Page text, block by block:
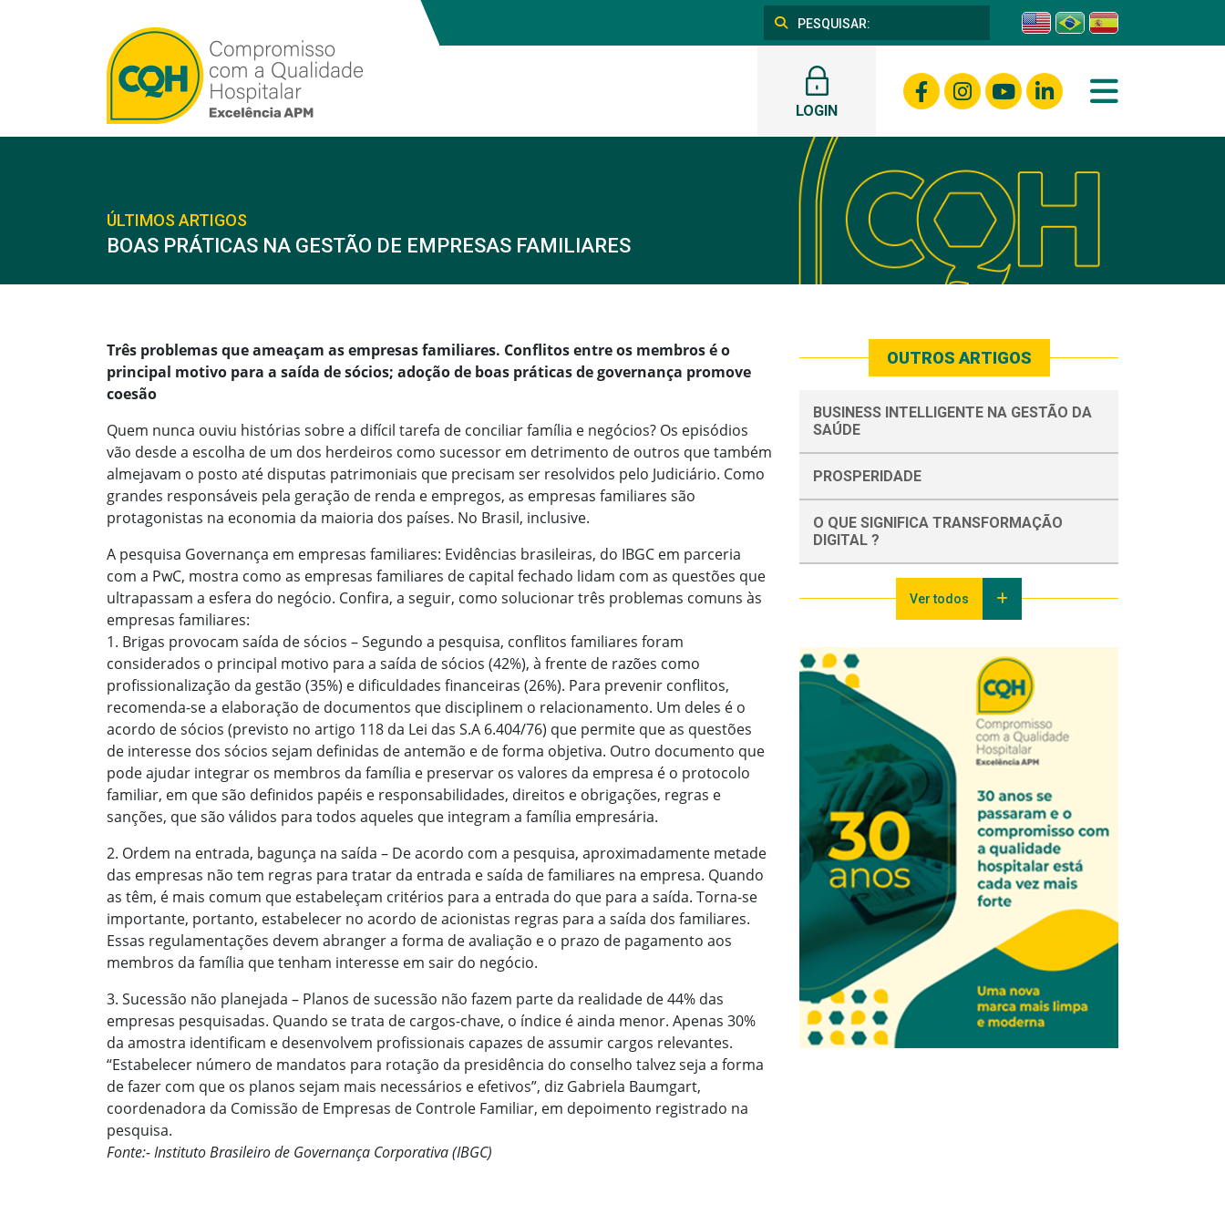
LOGIN
ÚLTIMOS ARTIGOS
BOAS PRÁTICAS NA GESTÃO DE EMPRESAS FAMILIARES
Três problemas que ameaçam as empresas familiares. Conflitos entre os membros é o
principal motivo para a saída de sócios; adoção de boas práticas de governança promove
coesão
Quem nunca ouviu histórias sobre a difícil tarefa de conciliar família e negócios? Os episódios
vão desde a escolha de um dos herdeiros como sucessor em detrimento de outros que também
almejavam o posto até disputas patrimoniais que precisam ser resolvidos pelo Judiciário. Como
grandes responsáveis pela geração de renda e empregos, as empresas familiares são
protagonistas na economia da maioria dos países. No Brasil, inclusive.
A pesquisa Governança em empresas familiares: Evidências brasileiras, do IBGC em parceria
com a PwC, mostra como as empresas familiares de capital fechado lidam com as questões que
ultrapassam a esfera do negócio. Confira, a seguir, como solucionar três problemas comuns às
empresas familiares:
1. Brigas provocam saída de sócios – Segundo a pesquisa, conflitos familiares foram
considerados o principal motivo para a saída de sócios (42%), à frente de razões como
profissionalização da gestão (35%) e dificuldades financeiras (26%). Para prevenir conflitos,
recomenda-se a elaboração de documentos que disciplinem o relacionamento. Um deles é o
acordo de sócios (previsto no artigo 118 da Lei das S.A 6.404/76) que permite que as questões
de interesse dos sócios sejam definidas de antemão e de forma objetiva. Outro documento que
pode ajudar integrar os membros da família e preservar os valores da empresa é o protocolo
familiar, em que são definidos papéis e responsabilidades, direitos e obrigações, regras e
sanções, que são válidos para todos aqueles que integram a família empresária.
2. Ordem na entrada, bagunça na saída – De acordo com a pesquisa, aproximadamente metade
das empresas não tem regras para tratar da entrada e saída de familiares na empresa. Quando
as têm, é mais comum que estabeleçam critérios para a entrada do que para a saída. Torna-se
importante, portanto, estabelecer no acordo de acionistas regras para a saída dos familiares.
Essas regulamentações devem abranger a forma de avaliação e o prazo de pagamento aos
membros da família que tenham interesse em sair do negócio.
3. Sucessão não planejada – Planos de sucessão não fazem parte da realidade de 44% das
empresas pesquisadas. Quando se trata de cargos-chave, o índice é ainda menor. Apenas 30%
da amostra identificam e desenvolvem profissionais capazes de assumir cargos relevantes.
“Estabelecer número de mandatos para rotação da presidência do conselho talvez seja a forma
de fazer com que os planos sejam mais necessários e efetivos”, diz Gabriela Baumgart,
coordenadora da Comissão de Empresas de Controle Familiar, em depoimento registrado na
pesquisa.
Fonte:- Instituto Brasileiro de Governança Corporativa (IBGC)
OUTROS ARTIGOS
BUSINESS INTELLIGENTE NA GESTÃO DA
SAÚDE
PROSPERIDADE
O QUE SIGNIFICA TRANSFORMAÇÃO
DIGITAL ?
Ver todos